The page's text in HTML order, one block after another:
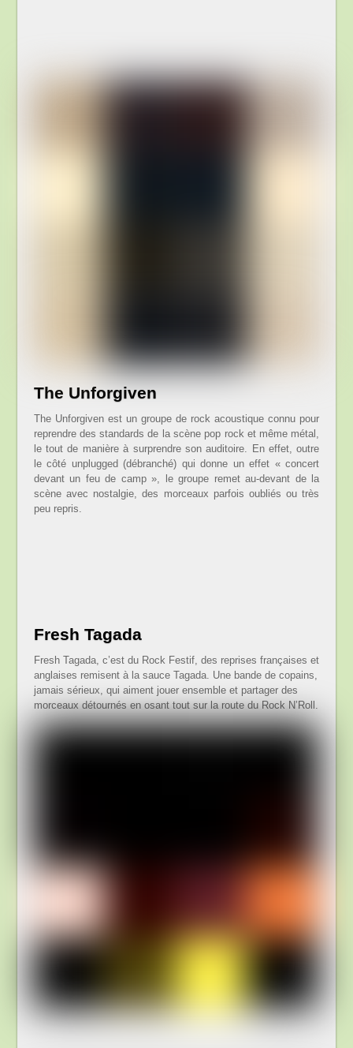
The Unforgiven
The Unforgiven est un groupe de rock acoustique connu pour
reprendre des standards de la scène pop rock et même métal,
le tout de manière à surprendre son auditoire. En effet, outre
le côté unplugged (débranché) qui donne un effet « concert
devant un feu de camp », le groupe remet au-devant de la
scène avec nostalgie, des morceaux parfois oubliés ou très
peu repris.
Fresh Tagada
Fresh Tagada, c’est du Rock Festif, des reprises françaises et
anglaises remisent à la sauce Tagada. Une bande de copains,
jamais sérieux, qui aiment jouer ensemble et partager des
morceaux détournés en osant tout sur la route du Rock N’Roll.